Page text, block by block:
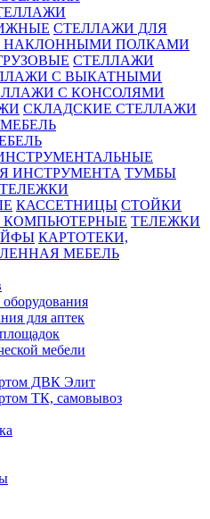
СТЕЛЛАЖИ ДЛЯ
НАКЛОННЫМИ ПОЛКАМИ
СТЕЛЛАЖИ
С ВЫКАТНЫМИ
С КОНСОЛЯМИ
СКЛАДСКИЕ СТЕЛЛАЖИ
ИНСТРУМЕНТА ТУМБЫ
ТЕЛЕЖКИ
КАССЕТНИЦЫ СТОЙКИ
КОМПЬЮТЕРНЫЕ ТЕЛЕЖКИ
КАРТОТЕКИ,
МЕБЕЛЬ
для аптек
мебели
ДВК Элит
ТК, самовывоз